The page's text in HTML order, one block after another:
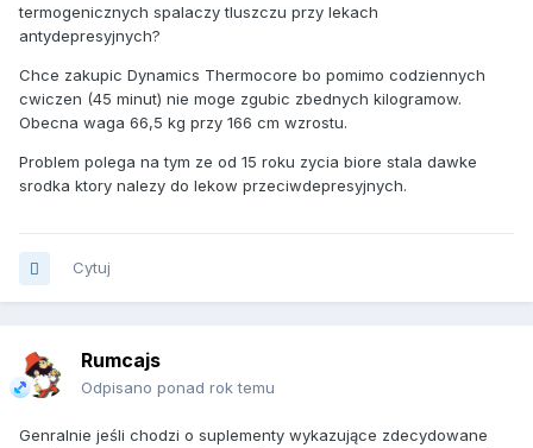
termogenicznych spalaczy tluszczu przy lekach
antydepresyjnych?
Chce zakupic Dynamics Thermocore bo pomimo codziennych
cwiczen (45 minut) nie moge zgubic zbednych kilogramow.
Obecna waga 66,5 kg przy 166 cm wzrostu.
Problem polega na tym ze od 15 roku zycia biore stala dawke
srodka ktory nalezy do lekow przeciwdepresyjnych.
Cytuj
Rumcajs
Odpisano ponad rok temu
Genralnie jeśli chodzi o suplementy wykazujące zdecydowane